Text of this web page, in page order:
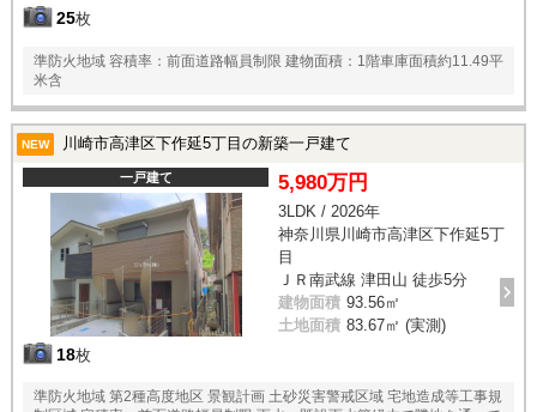
25枚
準防火地域 容積率：前面道路幅員制限 建物面積：1階車庫面積約11.49平
米含
NEW 川崎市高津区下作延5丁目の新築一戸建て
一戸建て
18枚
5,980万円
3LDK / 2026年
神奈川県川崎市高津区下作延5丁
目
ＪＲ南武線 津田山 徒歩5分
建物面積 93.56㎡
土地面積 83.67㎡ (実測)
準防火地域 第2種高度地区 景観計画 土砂災害警戒区域 宅地造成等工事規